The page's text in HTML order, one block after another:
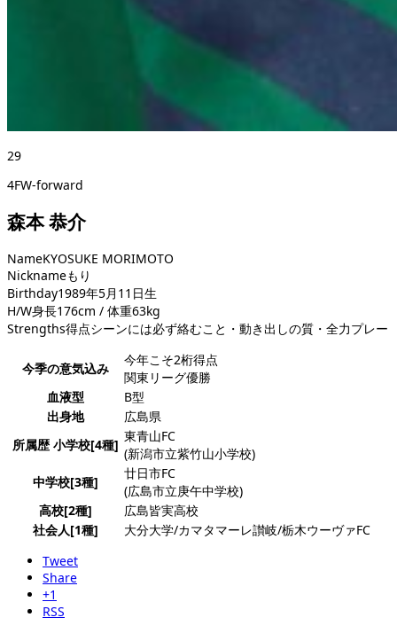
29
4FW-forward
森本 恭介
NameKYOSUKE MORIMOTO
Nicknameもり
Birthday1989年5月11日生
H/W身長176cm / 体重63kg
Strengths得点シーンには必ず絡むこと・動き出しの質・全力プレー
今季の意気込み
今年こそ2桁得点
関東リーグ優勝
血液型
B型
出身地
広島県
所属歴 小学校[4種]
東青山FC
(新潟市立紫竹山小学校)
中学校[3種]
廿日市FC
(広島市立庚午中学校)
高校[2種]
広島皆実高校
社会人[1種]
大分大学/カマタマーレ讃岐/栃木ウーヴァFC
Tweet
Share
+1
RSS